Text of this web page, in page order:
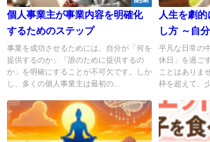
個人事業主が事業内容を明確化
するためのステップ
事業を成功させるためには、自分が「何を
提供するのか」「誰のために提供するの
か」を明確にすることが不可欠です。しか
し、多くの個人事業主は最初の...
人生を劇
し方 ～自
ン～
平凡な日常の
休日」を過ご
ことはありま
枠を超えて、